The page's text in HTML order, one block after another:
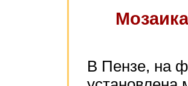
В Пензе, на